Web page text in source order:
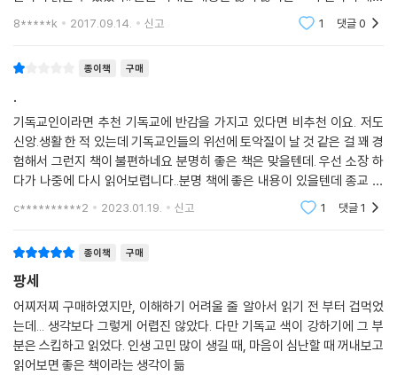
하다는 느낌은 확실히 남는다.. 기독교적인 내용일지는 사실 몰랐으나 이
8*****k 2017.09.14. 신고 1 댓글0
종이책 구매
.
기독교인이라면 추천 기독교에 반감을 가지고 있다면 비추천 이요. 저도
신앙.생활 한 적 있는데 기독교인들의 위선에 토악질이 날 것 같은 걸 꽤 경
험해서 그런지 책이 불편하네요 분명히 좋은 책은 맞을텐데. 우선 소장 하
다가 나중에 다시 읽어보렵니다..분명 책에 좋은 내용이 있을텐데 종교 얘
기가 너무 많이 나와서 더 못 읽겠네요 ㅎㅎ중고로 살 껄 그랬네요.. 괜히
c**********2 2023.01.19. 신고 1 댓글1
종이책 구매
팡세
어찌저찌 구매하였지만, 이해하기 어려울 줄 알아서 읽기 전 부터 겁먹었
는데... 생각보다 그렇게 어렵진 않았다. 다만 기독교 색이 강하기에 그 부
분은 스킵하고 읽었다. 인생 고민 많이 생길 때, 마음이 심난할 때 꺼내보고
읽어보면 좋은 책이라는 생각이 듦